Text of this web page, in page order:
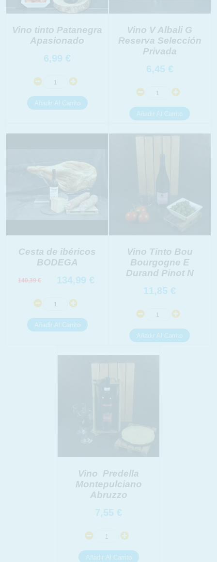
Vino tinto Patanegra
Apasionado
6,99 €
Vino V Albali G
Reserva Selección
Privada
6,45 €
Cesta de ibéricos
BODEGA
140,39€ 134,99 €
Vino Tinto Bou
Bourgogne E
Durand Pinot N
11,85 €
Vino Predella
Montepulciano
Abruzzo
7,55 €
INFORMACION SOBRE LA PROTECCIÓN DE TUS
DATOS
Responsable:
Destinatarios: